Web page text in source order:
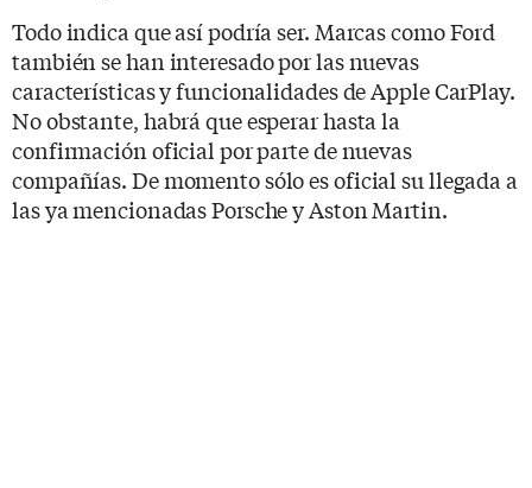
Todo indica que así podría ser. Marcas como Ford
también se han interesado por las nuevas
características y funcionalidades de Apple CarPlay.
No obstante, habrá que esperar hasta la
confirmación oficial por parte de nuevas
compañías. De momento sólo es oficial su llegada a
las ya mencionadas Porsche y Aston Martin.